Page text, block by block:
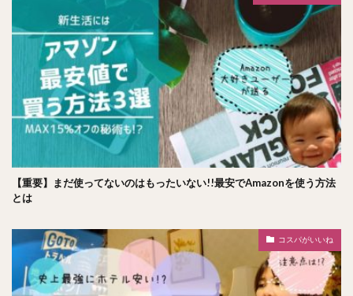
【重要】まだ使ってないのはもったいない!!最安でAmazonを使う方法
とは
コスパがいいね